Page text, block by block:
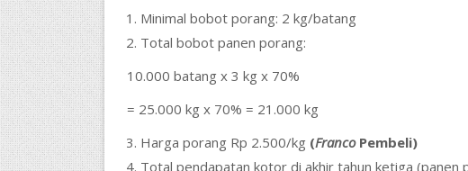
Minimal bobot porang: 2 kg/batang
Total bobot panen porang:
10.000 batang x 3 kg x 70%
= 25.000 kg x 70% = 21.000 kg
Harga porang Rp 2.500/kg (Franco Pembeli)
Total pendapatan kotor di akhir tahun ketiga (panen